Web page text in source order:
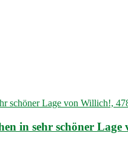
in sehr schöner Lage